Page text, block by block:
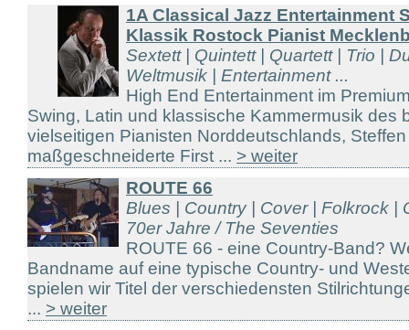
1A Classical Jazz Entertainment
Klassik Rostock Pianist
Sextett | Quintett | Quartett | Trio |
Weltmusik | Entertainment ...
High End Entertainment im
Swing, Latin und klassische Kammermusik des
vielseitigen Pianisten Norddeutschlands,
maßgeschneiderte First ... > weiter
ROUTE 66
Blues | Country | Cover | Folkrock |
70er Jahre / The Seventies
ROUTE 66 - eine Country-Band?
Bandname auf eine typische Country- und
spielen wir Titel der verschiedensten
... > weiter